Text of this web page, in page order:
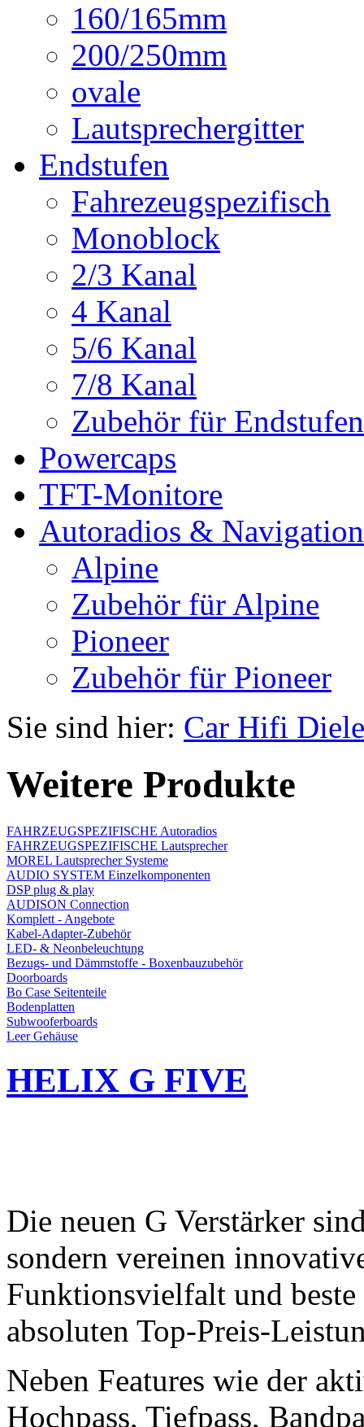
160/165mm
200/250mm
ovale
Lautsprechergitter
Endstufen
Fahrezeugspezifisch
Monoblock
2/3 Kanal
4 Kanal
5/6 Kanal
7/8 Kanal
Zubehör für Endstufen
Powercaps
TFT-Monitore
Autoradios & Navigation
Alpine
Zubehör für Alpine
Pioneer
Zubehör für Pioneer
Sie sind hier: Car Hifi
Weitere Produkte
FAHRZEUGSPEZIFISCHE Autoradios
FAHRZEUGSPEZIFISCHE Lautsprecher
MOREL Lautsprecher Systeme
AUDIO SYSTEM Einzelkomponenten
DSP plug & play
AUDISON Connection
Komplett - Angebote
Kabel-Adapter-Zubehör
LED- & Neonbeleuchtung
Bezugs- und Dämmstoffe - Boxenbauzubehör
Doorboards
Bo Case Seitenteile
Bodenplatten
Subwooferboards
Leer Gehäuse
HELIX G FIVE
Die neuen G Verstärker
sondern vereinen
Funktionsvielfalt und
absoluten Top-Preis-
Neben Features wie der
Hochpass, Tiefpass,